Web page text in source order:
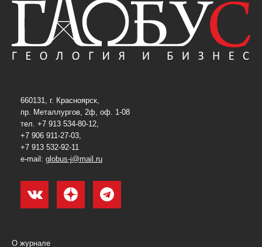
660131, г. Красноярск,
пр. Металлургов, 2ф, оф. 1-08
тел. +7 913 534-80-12,
+7 906 911-27-03,
+7 913 532-92-11
e-mail: globus-j@mail.ru
О журнале